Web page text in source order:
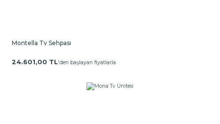
Montella Tv Sehpası
24.601,00 TL'den başlayan fiyatlarla